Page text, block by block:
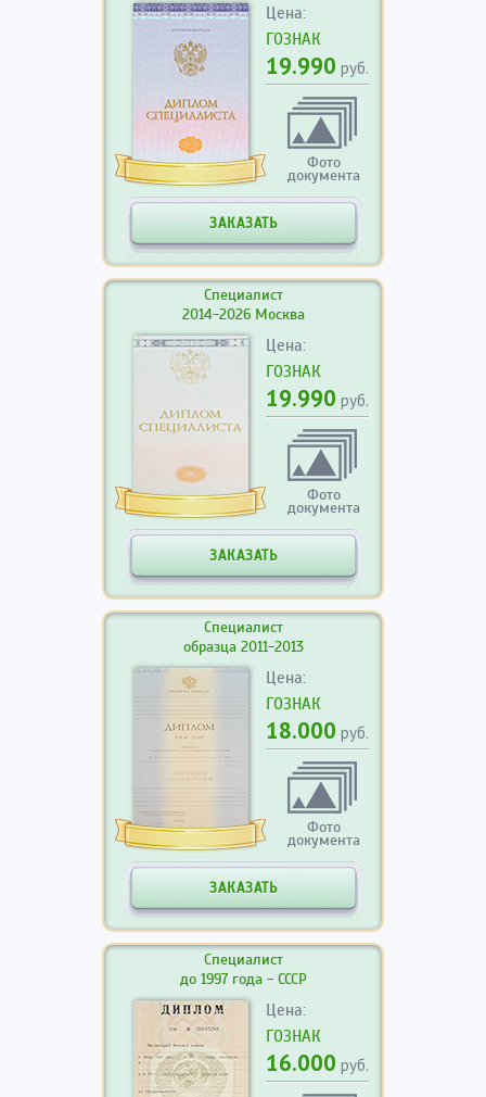
Цена:
ГОЗНАК
19.990 руб.
Фото
документа
ЗАКАЗАТЬ
Специалист
2014-2026 Москва
Цена:
ГОЗНАК
19.990 руб.
Фото
документа
ЗАКАЗАТЬ
Специалист
образца 2011-2013
Цена:
ГОЗНАК
18.000 руб.
Фото
документа
ЗАКАЗАТЬ
Специалист
до 1997 года - СССР
Цена:
ГОЗНАК
16.000 руб.